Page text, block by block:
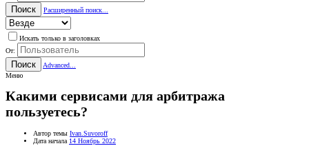
Поиск Расширенный поиск...
Искать только в заголовках
От:
Поиск
Advanced...
Меню
Какими сервисами для арбитража
пользуетесь?
Автор темы Ivan.Suvoroff
Дата начала 14 Ноябрь 2022